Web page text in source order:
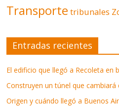
Transporte tribunales
Entradas recientes
El edificio que llegó a Recoleta en
Construyen un túnel que cambiará
Origen y cuándo llegó a Buenos